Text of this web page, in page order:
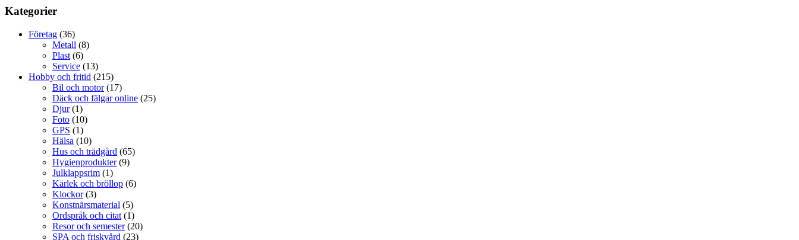
Kategorier
Företag (36)
Metall (8)
Plast (6)
Service (13)
Hobby och fritid (215)
Bil och motor(17)
Däck och fälgar online (25)
Djur(1)
Foto (10)
GPS (1)
Hälsa (10)
Hus och trädgård (65)
Hygienprodukter(9)
Julklappsrim (1)
Kärlek och bröllop (6)
Klockor(3)
Konstnärsmaterial (5)
Ordspråk och citat (1)
Resor och semester(20)
SPA och friskvård (23)